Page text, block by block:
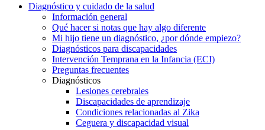
Diagnóstico y cuidado de la salud
Información general
Qué hacer si notas que hay algo diferente
Mi hijo tiene un diagnóstico, ¿por dónde empiezo?
Diagnósticos para discapacidades
Intervención Temprana en la Infancia (ECI)
Preguntas frecuentes
Diagnósticos
Lesiones cerebrales
Discapacidades de aprendizaje
Condiciones relacionadas al Zika
Ceguera y discapacidad visual